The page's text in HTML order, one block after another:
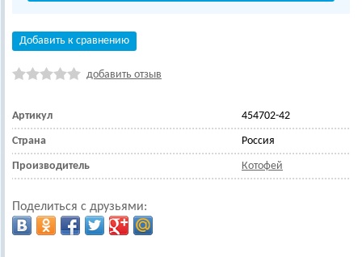
Добавить к сравнению
добавить отзыв
Артикул 454702-42
Страна Россия
Производитель Котофей
Поделиться с друзьями: